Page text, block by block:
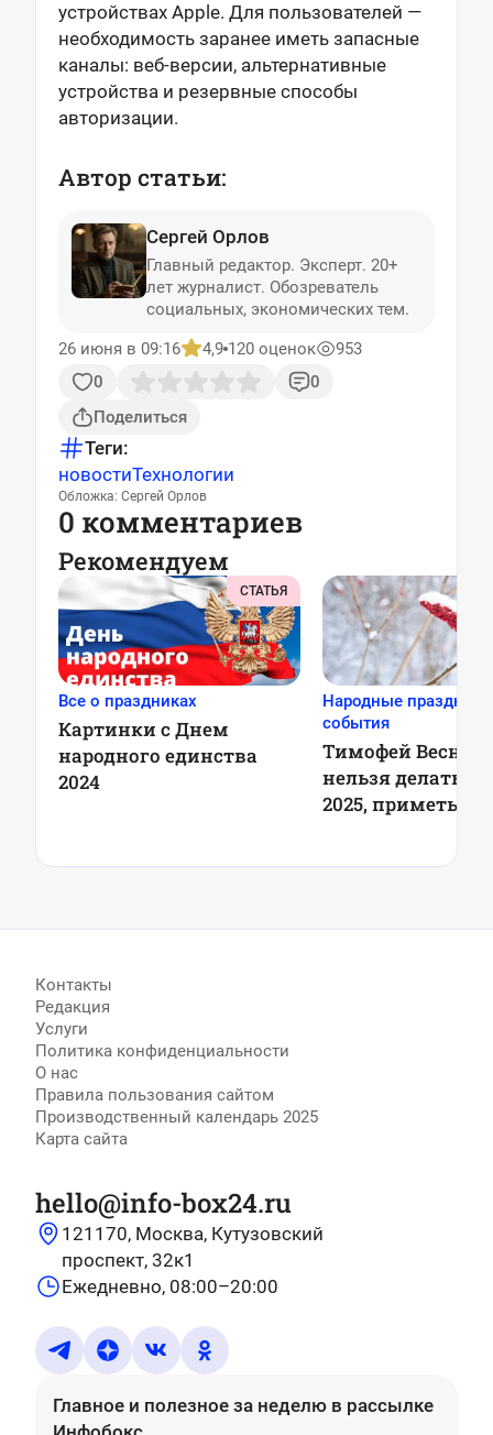
устройствах Apple. Для пользователей —
необходимость заранее иметь запасные
каналы: веб-версии, альтернативные
устройства и резервные способы
авторизации.
Автор статьи:
Сергей Орлов
Главный редактор. Эксперт. 20+
лет журналист. Обозреватель
социальных, экономических тем.
26 июня в 09:16
4,9 120 оценок
953
0
0
Поделиться
Теги:
новостиТехнологии
Обложка: Сергей Орлов
0 комментариев
Рекомендуем
СТАТЬЯ
Все о праздниках
Картинки с Днем
народного единства
2024
Народные
события
Тимофей
нельзя делать 6
2025, приметы
Контакты
Редакция
Услуги
Политика конфиденциальности
О нас
Правила пользования сайтом
Производственный календарь 2025
Карта сайта
hello@info-box24.ru
121170, Москва, Кутузовский
проспект, 32к1
Ежедневно, 08:00–20:00
Главное и полезное за неделю в рассылке